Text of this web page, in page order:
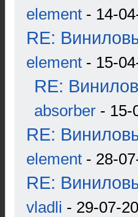
element - 14-
RE:
element - 15-
RE:
absorber - 15-
RE:
element - 28-
RE:
vladli - 29-07-